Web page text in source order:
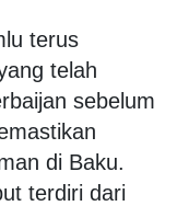
terus
telah
sebelum
di Baku.
terdiri dari